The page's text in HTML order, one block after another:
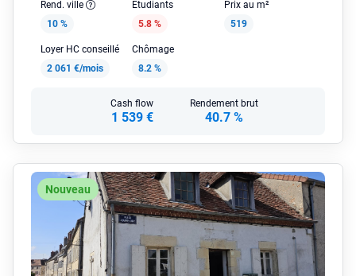
Rend. ville
10 %
Étudiants
5.8 %
Prix au m²
519
Loyer HC conseillé
2 061 €/mois
Chômage
8.2 %
Cash flow
1 539 €
Rendement brut
40.7 %
Nouveau